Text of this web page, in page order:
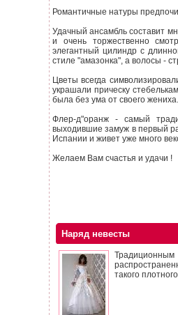
Романтичные натуры
Удачный ансамбль составит
и очень торжественно
элегантный цилиндр с
стиле "амазонка", а волосы -
Цветы всегда
украшали прическу
была без ума от своего жениха.
Флер-д"оранж - самый
выходившие замуж в первый
Испании и живет уже много
Желаем Вам счастья и удачи !
Наряд невесты
такого